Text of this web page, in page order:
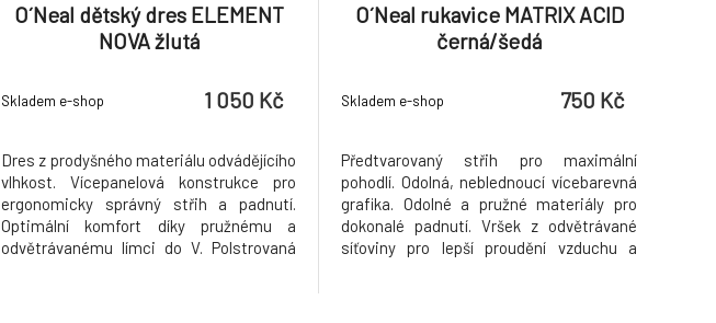
O´Neal dětský dres ELEMENT
NOVA žlutá
Skladem e-shop 1 050 Kč
Dres z prodyšného materiálu odvádějícího
vlhkost. Vícepanelová konstrukce pro
ergonomicky správný střih a padnutí.
Optimální komfort díky pružnému a
odvětrávanému límci do V. Polstrovaná
O´Neal rukavice MATRIX ACID
černá/šedá
Skladem e-shop 750 Kč
Předtvarovaný střih pro maximální
pohodlí. Odolná, neblednoucí vícebarevná
grafika. Odolné a pružné materiály pro
dokonalé padnutí. Vršek z odvětrávané
síťoviny pro lepší proudění vzduchu a